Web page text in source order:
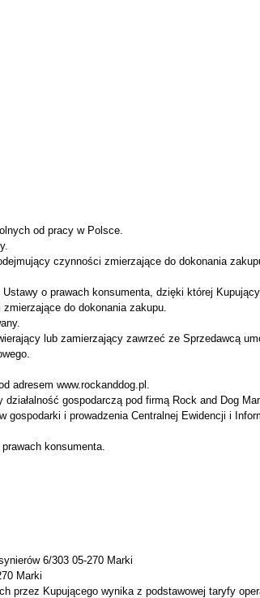
od pracy w Polsce.
czynności zmierzające do dokonania
o prawach konsumenta, dzięki której
do dokonania zakupu.
lub zamierzający zawrzeć ze Sprzedawcą
adresem www.rockanddog.pl.
gospodarczą pod firmą Rock and Dog
gospodarki i prowadzenia Centralnej Ewidencji i
konsumenta.
6/303 05-270 Marki
Marki
przez Kupującego wynika z podstawowej taryfy